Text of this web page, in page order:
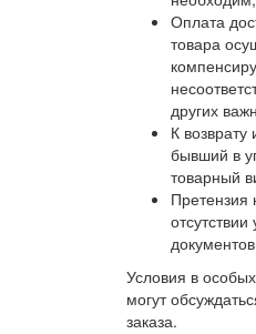
Оплата
товара
других
К
бывший в
товарный
Претензия
Условия в
могут
заказа.